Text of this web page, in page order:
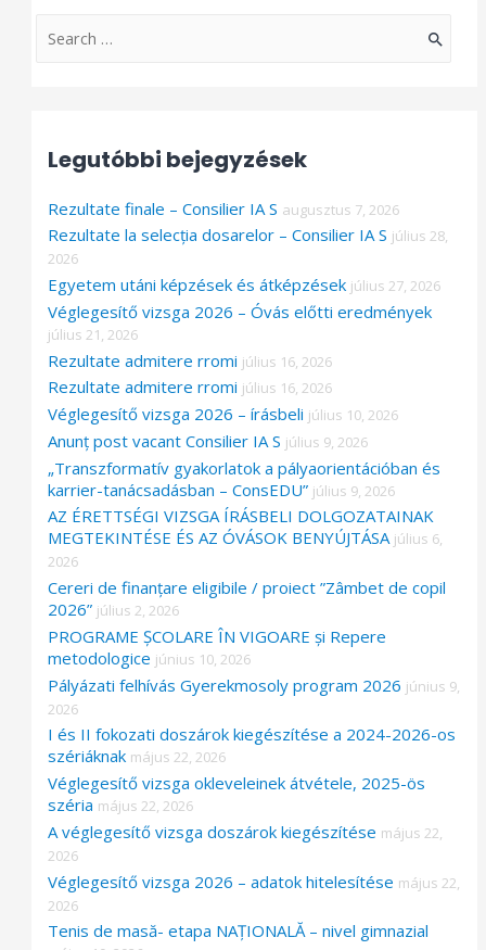
S
c
f
o
r
Legutóbbi bejegyzések
Rezultate finale – Consilier IA S augusztus 7, 2026
Rezultate la selecția dosarelor – Consilier IA S július 28,
2026
Egyetem utáni képzések és átképzések július 27, 2026
Véglegesítő vizsga 2026 – Óvás előtti eredmények
július 21, 2026
Rezultate admitere rromi július 16, 2026
Rezultate admitere rromi július 16, 2026
Véglegesítő vizsga 2026 – írásbeli július 10, 2026
Anunț post vacant Consilier IA S július 9, 2026
„Transzformatív gyakorlatok a pályaorientációban és
karrier-tanácsadásban – ConsEDU” július 9, 2026
AZ ÉRETTSÉGI VIZSGA ÍRÁSBELI DOLGOZATAINAK
MEGTEKINTÉSE ÉS AZ ÓVÁSOK BENYÚJTÁSA július 6,
2026
Cereri de finanțare eligibile / proiect ”Zâmbet de copil
2026” július 2, 2026
PROGRAME ȘCOLARE ÎN VIGOARE și Repere
metodologice június 10, 2026
Pályázati felhívás Gyerekmosoly program 2026 június 9,
2026
I és II fokozati doszárok kiegészítése a 2024-2026-os
szériáknak május 22, 2026
Véglegesítő vizsga okleveleinek átvétele, 2025-ös
széria május 22, 2026
A véglegesítő vizsga doszárok kiegészítése május 22,
2026
Véglegesítő vizsga 2026 – adatok hitelesítése május 22,
2026
Tenis de masă- etapa NAȚIONALĂ – nivel gimnazial